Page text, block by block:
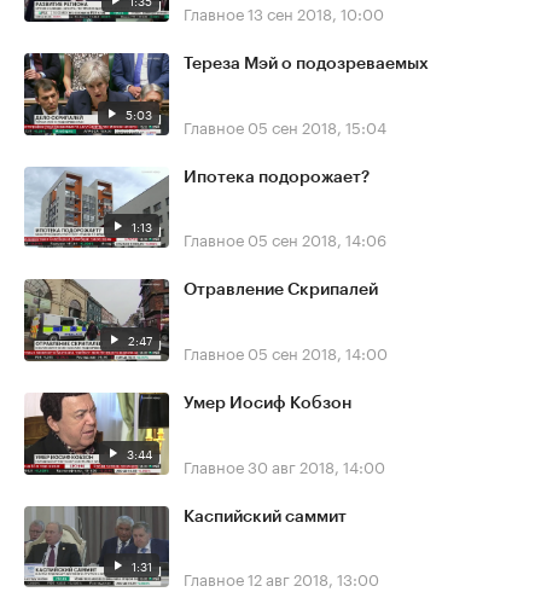
Главное13 сен 2018, 10:00
5:03
Тереза Мэй о подозреваемых
Главное 05 сен 2018, 15:04
1:13
Ипотека подорожает?
Главное 05 сен 2018, 14:06
2:47
Отравление Скрипалей
Главное 05 сен 2018, 14:00
3:44
Умер Иосиф Кобзон
Главное30 авг 2018, 14:00
1:31
Каспийский саммит
Главное12 авг 2018, 13:00